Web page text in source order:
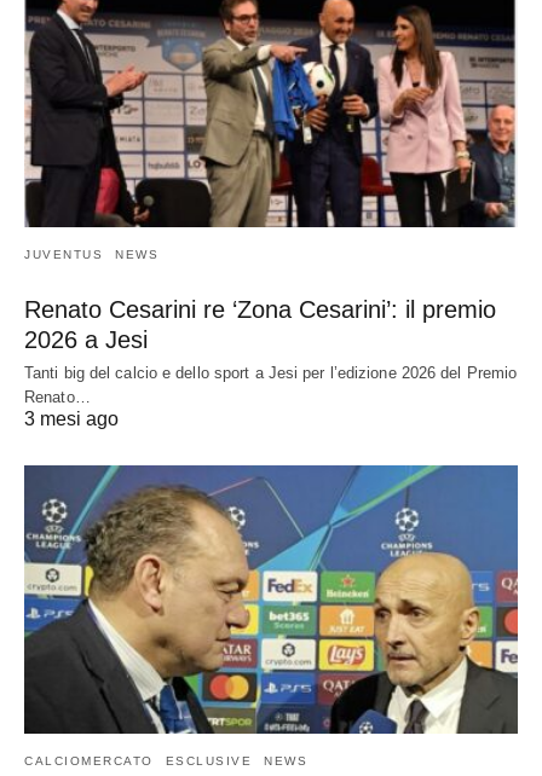
JUVENTUS NEWS
Renato Cesarini re ‘Zona Cesarini’: il premio
2026 a Jesi
Tanti big del calcio e dello sport a Jesi per l’edizione 2026 del Premio
Renato…
3 mesi ago
CALCIOMERCATO ESCLUSIVE NEWS